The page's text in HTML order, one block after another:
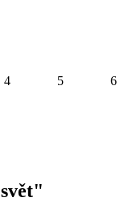
4 5 6